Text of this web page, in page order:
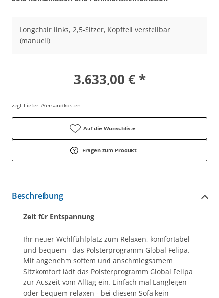
Longchair links, 2,5-Sitzer, Kopfteil verstellbar
(manuell)
3.633,00 € *
zzgl. Liefer-/Versandkosten
Auf die Wunschliste
Fragen zum Produkt
Beschreibung
Zeit für Entspannung
Ihr neuer Wohlfühlplatz zum Relaxen, komfortabel
und bequem - das Polsterprogramm Global Felipa.
Mit angenehm softem und anschmiegsamem
Sitzkomfort lädt das Polsterprogramm Global Felipa
zur Auszeit vom Alltag ein. Einfach mal Langlegen
oder bequem relaxen - bei diesem Sofa kein